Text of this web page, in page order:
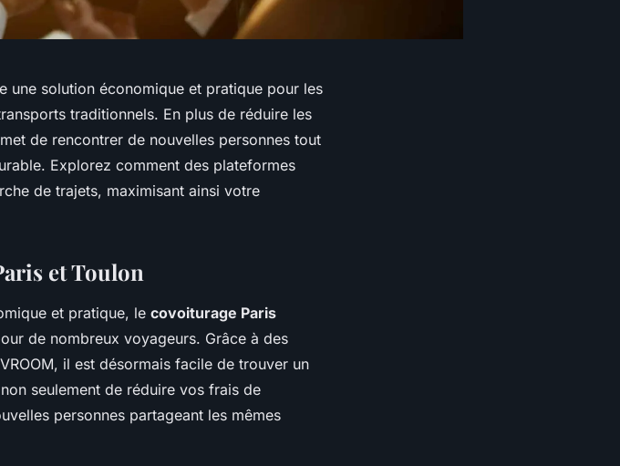
une solution économique et pratique pour les
traditionnels. En plus de réduire les
de rencontrer de nouvelles personnes tout
Explorez comment des plateformes
de trajets, maximisant ainsi votre
et Toulon
et pratique, le covoiturage Paris
de nombreux voyageurs. Grâce à des
il est désormais facile de trouver un
seulement de réduire vos frais de
personnes partageant les mêmes